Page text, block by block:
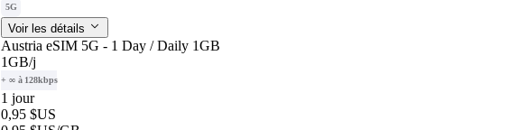
5G
Voir les détails
Austria eSIM 5G - 1 Day / Daily 1GB
1GB/j
+ ∞ à 128kbps
1 jour
0,95 $US